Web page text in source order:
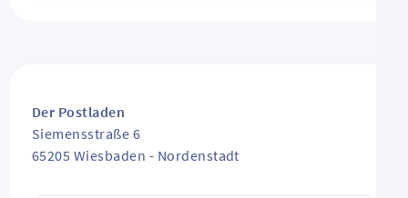
Der Postladen
Siemensstraße 6
65205 Wiesbaden - Nordenstadt